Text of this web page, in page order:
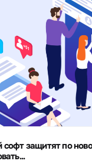
софт защитят по